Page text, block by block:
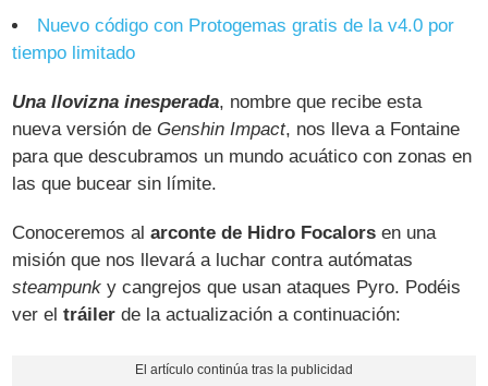
Nuevo código con Protogemas gratis de la v4.0 por
tiempo limitado
Una llovizna inesperada, nombre que recibe esta
nueva versión deGenshin Impact, nos lleva a Fontaine
para que descubramos un mundo acuático con zonas en
las que bucear sin límite.
Conoceremos alarconte de Hidro Focalors en una
misión que nos llevará a luchar contra autómatas
steampunk y cangrejos que usan ataques Pyro. Podéis
ver eltráiler de la actualización a continuación: